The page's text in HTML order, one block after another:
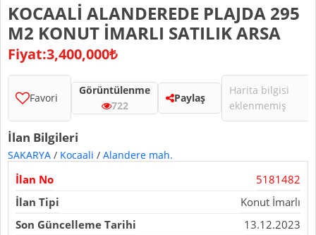
KOCAALİ ALANDEREDE PLAJDA 295
M2 KONUT İMARLI SATILIK ARSA
Fiyat:3,400,000₺
Favori
Görüntülenme
722
Paylaş
Harita bilgisi
eklenmemiş
İlan Bilgileri
SAKARYA / Kocaali / Alandere mah.
İlan No
5181482
İlan Tipi
Konut İmarlı
Son Güncelleme Tarihi
13.12.2023